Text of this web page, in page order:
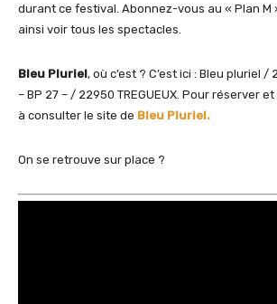
durant ce festival. Abonnez-vous au « Plan M
ainsi voir tous les spectacles.
Bleu Pluriel, où c’est ? C’est ici : Bleu pluriel /
– BP 27 – / 22950 TREGUEUX. Pour réserver
à consulter le site de Bleu Pluriel.
On se retrouve sur place ?